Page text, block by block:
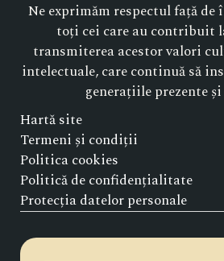
Ne exprimăm respectul față de
toți cei care au contribuit
transmiterea acestor valori
intelectuale, care continuă să
generațiile prezente
Hartă site
Termeni și condiții
Politica cookies
Politică de confidențialitate
Protecția datelor personale